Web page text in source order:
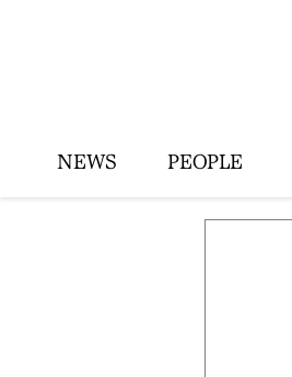
NEWS PEOPLE